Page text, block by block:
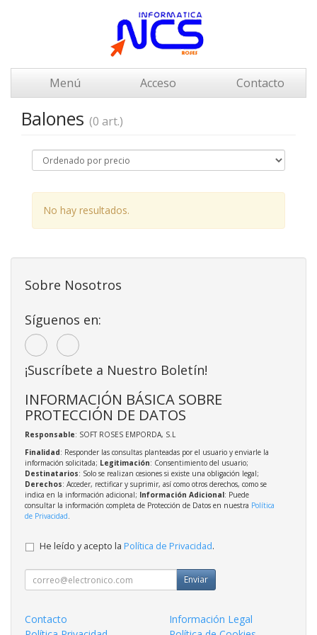
Menú Acceso Contacto
Balones (0 art.)
No hay resultados.
Sobre Nosotros
Síguenos en:
¡Suscríbete a Nuestro Boletín!
INFORMACIÓN BÁSICA SOBRE
PROTECCIÓN DE DATOS
Responsable: SOFT ROSES EMPORDA, S.L
Finalidad: Responder las consultas planteadas por el usuario y enviarle la
información solicitada; Legitimación: Consentimiento del usuario;
Destinatarios: Solo se realizan cesiones si existe una obligación legal;
Derechos: Acceder, rectificar y suprimir, así como otros derechos, como se
indica en la información adicional; Información Adicional: Puede
consultar la información completa de Protección de Datos en nuestra Política
de Privacidad.
He leído y acepto la Política de Privacidad.
Enviar
Contacto
Información Legal